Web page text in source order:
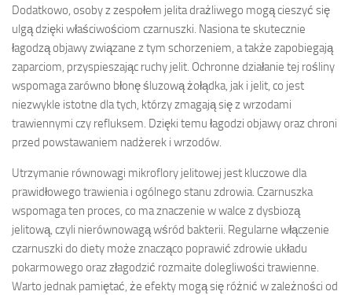
Dodatkowo, osoby z zespołem jelita drażliwego mogą cieszyć się
ulgą dzięki właściwościom czarnuszki. Nasiona te skutecznie
łagodzą objawy związane z tym schorzeniem, a także zapobiegają
zaparciom, przyspieszając ruchy jelit. Ochronne działanie tej rośliny
wspomaga zarówno błonę śluzową żołądka, jak i jelit, co jest
niezwykle istotne dla tych, którzy zmagają się z wrzodami
trawiennymi czy refluksem. Dzięki temu łagodzi objawy oraz chroni
przed powstawaniem nadżerek i wrzodów.
Utrzymanie równowagi mikroflory jelitowej jest kluczowe dla
prawidłowego trawienia i ogólnego stanu zdrowia. Czarnuszka
wspomaga ten proces, co ma znaczenie w walce z dysbiozą
jelitową, czyli nierównowagą wśród bakterii. Regularne włączenie
czarnuszki do diety może znacząco poprawić zdrowie układu
pokarmowego oraz złagodzić rozmaite dolegliwości trawienne.
Warto jednak pamiętać, że efekty mogą się różnić w zależności od